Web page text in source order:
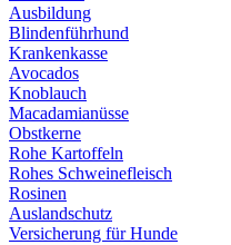
Ausbildung
Blindenführhund
Krankenkasse
Avocados
Knoblauch
Macadamianüsse
Obstkerne
Rohe Kartoffeln
Rohes Schweinefleisch
Rosinen
Auslandschutz
Versicherung für Hunde